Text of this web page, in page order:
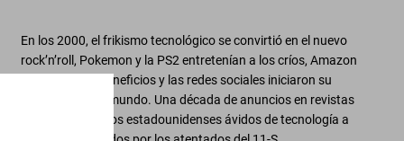
En los 2000,el frikismo tecnológico se convirtió en el nuevo
rock’n’roll , Pokemon y la PS2 entretenían a los críos, Amazon
empezó a dar beneficios y las redes sociales iniciaron su
dominación del mundo. Una década de anuncios en revistas
destinados a unos estadounidensesávidos de tecnología a